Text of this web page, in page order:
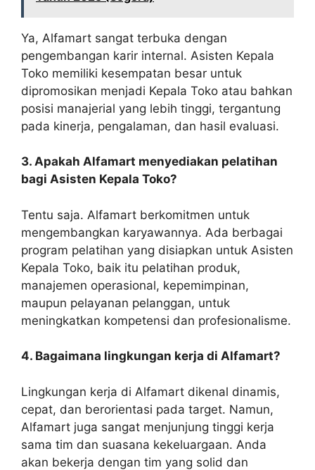
Ya, Alfamart sangat terbuka dengan
pengembangan karir internal. Asisten Kepala
Toko memiliki kesempatan besar untuk
dipromosikan menjadi Kepala Toko atau bahkan
posisi manajerial yang lebih tinggi, tergantung
pada kinerja, pengalaman, dan hasil evaluasi.
3. Apakah Alfamart menyediakan pelatihan
bagi Asisten Kepala Toko?
Tentu saja. Alfamart berkomitmen untuk
mengembangkan karyawannya. Ada berbagai
program pelatihan yang disiapkan untuk Asisten
Kepala Toko, baik itu pelatihan produk,
manajemen operasional, kepemimpinan,
maupun pelayanan pelanggan, untuk
meningkatkan kompetensi dan profesionalisme.
4. Bagaimana lingkungan kerja di Alfamart?
Lingkungan kerja di Alfamart dikenal dinamis,
cepat, dan berorientasi pada target. Namun,
Alfamart juga sangat menjunjung tinggi kerja
sama tim dan suasana kekeluargaan. Anda
akan bekerja dengan tim yang solid dan